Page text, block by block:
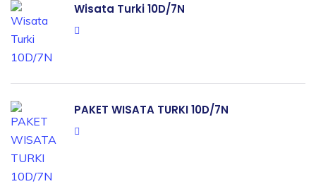
Wisata Turki 10D/7N
PAKET WISATA TURKI 10D/7N